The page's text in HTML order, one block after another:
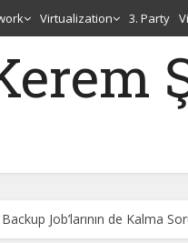
Virtualization 3. Party
Job’larının de Kalma